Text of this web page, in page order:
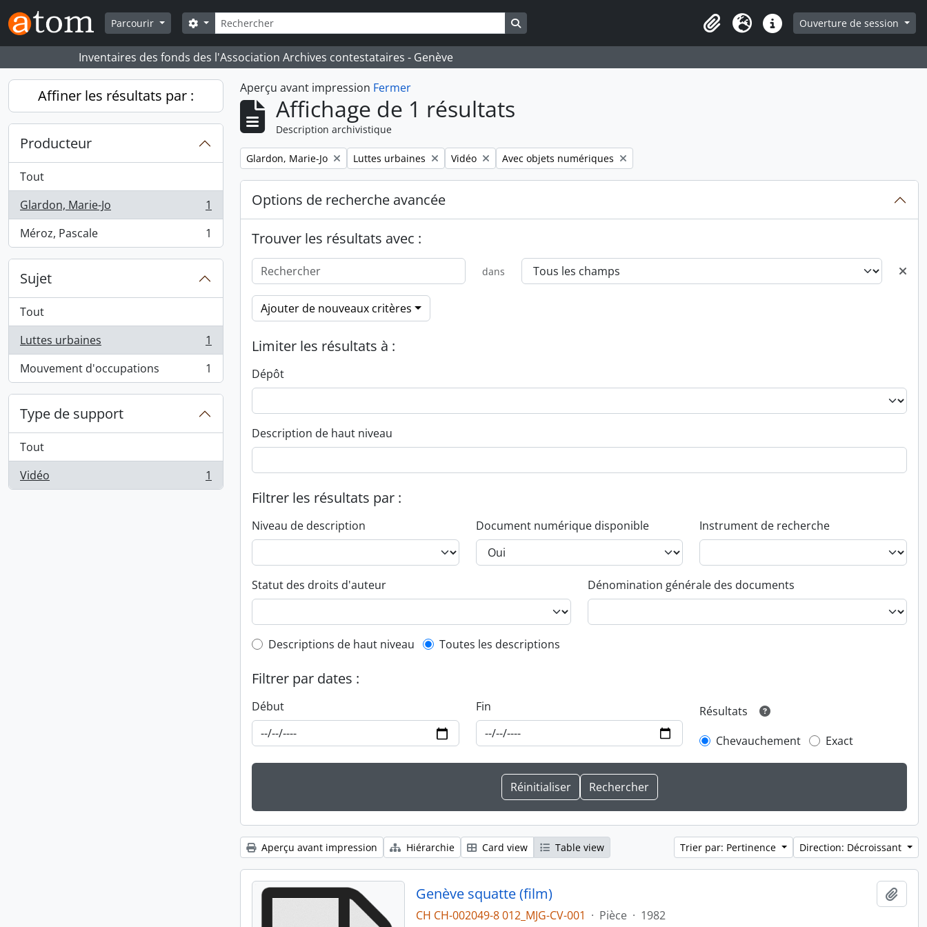
Skip to main content
Parcourir
Rechercher
Search options
Presse-papier
LangueLiens rapidesOuverture de session
Inventaires des fonds des l'Association Archives contestataires - Genève
Affiner les résultats par :
Producteur
Tout
Glardon, Marie-Jo
, 1 résultats
1
Méroz, Pascale
, 1 résultats 1
Sujet
Tout
Luttes urbaines
, 1 résultats
1
Mouvement d'occupations
, 1 résultats 1
Type de support
Tout
Vidéo
, 1 résultats 1
Aperçu avant impression Fermer
Affichage de 1 résultats
Description archivistique
Remove filter:
Glardon, Marie-Jo Remove filter:
Luttes urbaines Remove filter:
Vidéo Remove filter:
Avec objets numériques
Options de recherche avancée
Trouver les résultats avec :
dans
Ajouter de nouveaux critères
Limiter les résultats à :
Dépôt
Description de haut niveau
Filtrer les résultats par :
Niveau de description Document numérique disponible Instrument de recherche
Statut des droits d'auteur Dénomination générale des documents
Top-level description filter
Descriptions de haut niveau Toutes les descriptions
Filtrer par dates :
Début Fin
Résultats
Chevauchement
Exact
Aperçu avant impression Hiérarchie Card view Table view Trier par: Pertinence Direction: Décroissant
Genève squatte (film)
CH CH-002049-8 012_MJG-CV-001 · Pièce · 1982